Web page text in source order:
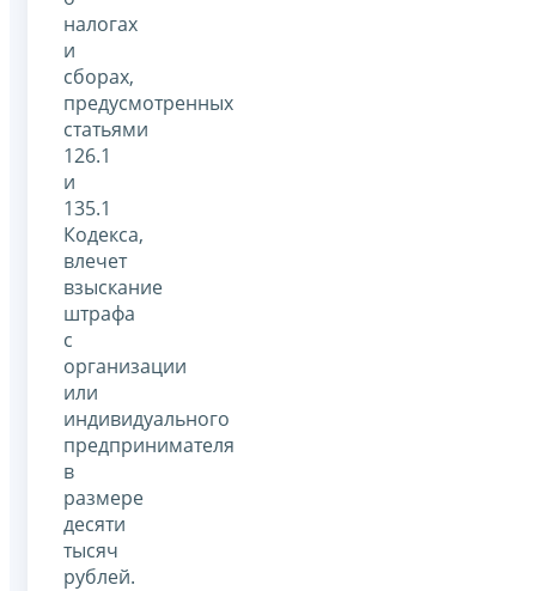
налогах
и
сборах,
предусмотренных
статьями
126.1
и
135.1
Кодекса,
влечет
взыскание
штрафа
с
организации
или
индивидуального
предпринимателя
в
размере
десяти
тысяч
рублей.